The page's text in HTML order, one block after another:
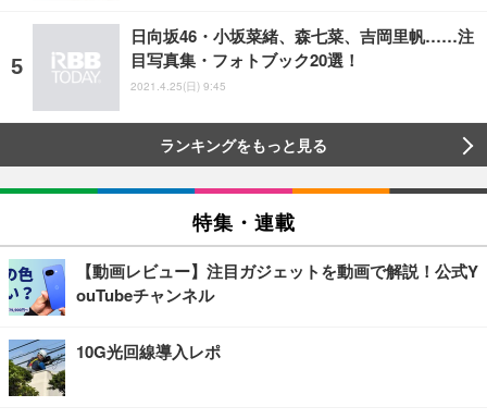
日向坂46・小坂菜緒、森七菜、吉岡里帆……注
目写真集・フォトブック20選！
2021.4.25(日) 9:45
ランキングをもっと見る
特集・連載
【動画レビュー】注目ガジェットを動画で解説！公式Y
ouTubeチャンネル
10G光回線導入レポ